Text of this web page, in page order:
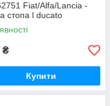
Fiat/Alfa/Lancia -
стопа l ducato
₴
Купити